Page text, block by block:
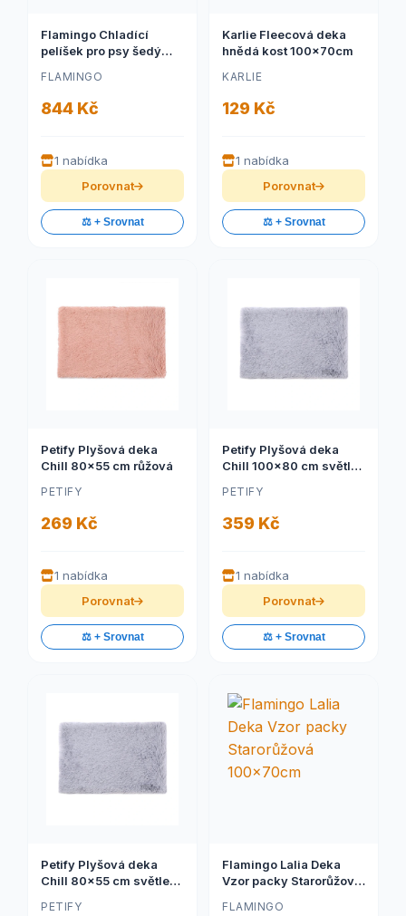
Flamingo Chladící
pelíšek pro psy šedý
FLAMINGO
844 Kč
1 nabídka
Porovnat
⚖️ + Srovnat
Karlie Fleecová deka
hnědá kost 100x70cm
KARLIE
129 Kč
1 nabídka
Porovnat
⚖️ + Srovnat
Petify Plyšová deka
Chill 80x55 cm růžová
PETIFY
269 Kč
1 nabídka
Porovnat
⚖️ + Srovnat
Petify Plyšová deka
Chill 100x80 cm světle
PETIFY
359 Kč
1 nabídka
Porovnat
⚖️ + Srovnat
Petify Plyšová deka
Chill 80x55 cm světle
PETIFY
Flamingo Lalia Deka
Vzor packy Starorůžová
FLAMINGO